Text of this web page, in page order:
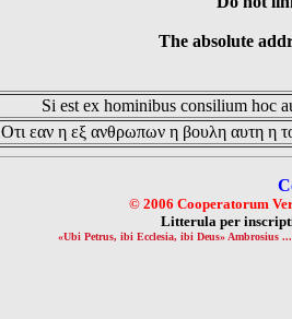
The absolute
Si est ex hominibus consilium hoc
Οτι εαν η εξ ανθρωπων η βουλη αυτη η
© 2006 Cooperatorum
Litterula per
«Ubi Petrus, ibi Ecclesia, ibi Deus» Ambrosius